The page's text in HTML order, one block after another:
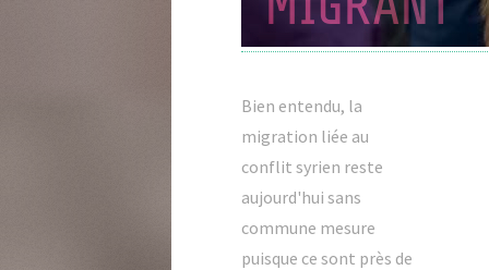
Bien entendu, la
migration liée au
conflit syrien reste
aujourd'hui sans
commune mesure
puisque ce sont près de